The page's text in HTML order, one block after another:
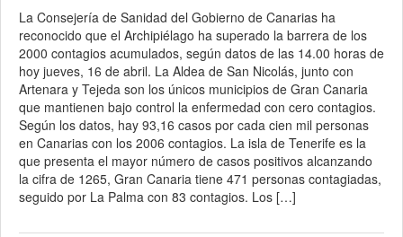
La Consejería de Sanidad del Gobierno de Canarias ha
reconocido que el Archipiélago ha superado la barrera de los
2000 contagios acumulados, según datos de las 14.00 horas de
hoy jueves, 16 de abril. La Aldea de San Nicolás, junto con
Artenara y Tejeda son los únicos municipios de Gran Canaria
que mantienen bajo control la enfermedad con cero contagios.
Según los datos, hay 93,16 casos por cada cien mil personas
en Canarias con los 2006 contagios. La isla de Tenerife es la
que presenta el mayor número de casos positivos alcanzando
la cifra de 1265, Gran Canaria tiene 471 personas contagiadas,
seguido por La Palma con 83 contagios. Los […]